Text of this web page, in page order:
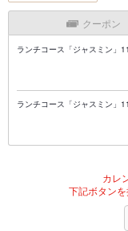
クーポン
ランチコース「ジャスミン」
ランチコース「ジャスミン」
カレ
下記ボタンを